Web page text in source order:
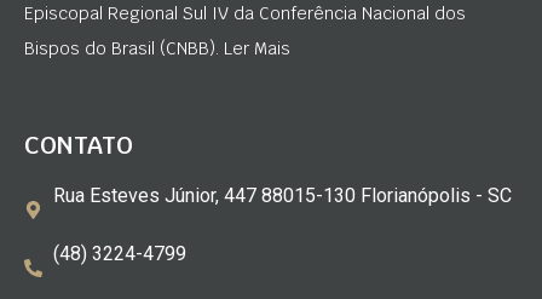
Episcopal Regional Sul IV da Conferência Nacional dos
Bispos do Brasil (CNBB). Ler Mais
CONTATO
Rua Esteves Júnior, 447 88015-130 Florianópolis - SC
(48) 3224-4799